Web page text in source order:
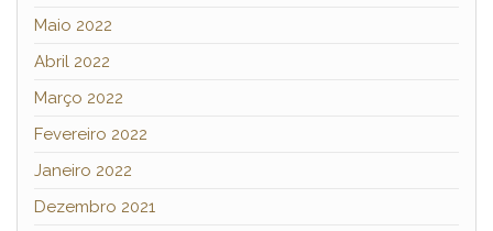
Maio 2022
Abril 2022
Março 2022
Fevereiro 2022
Janeiro 2022
Dezembro 2021